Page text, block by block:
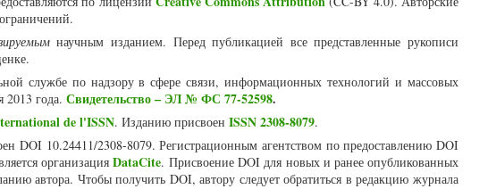
научным изданием. Перед публикацией все представленные рукописи
службе по надзору в сфере связи, информационных технологий и массовых
2013 года. Свидетельство – ЭЛ № ФС 77-52598.
de l'ISSN. Изданию присвоен ISSN 2308-8079.
DOI 10.24411/2308-8079. Регистрационным агентством по предоставлению DOI
организация DataCite. Присвоение DOI для новых и ранее опубликованных
автора. Чтобы получить DOI, автору следует обратиться в редакцию журнала